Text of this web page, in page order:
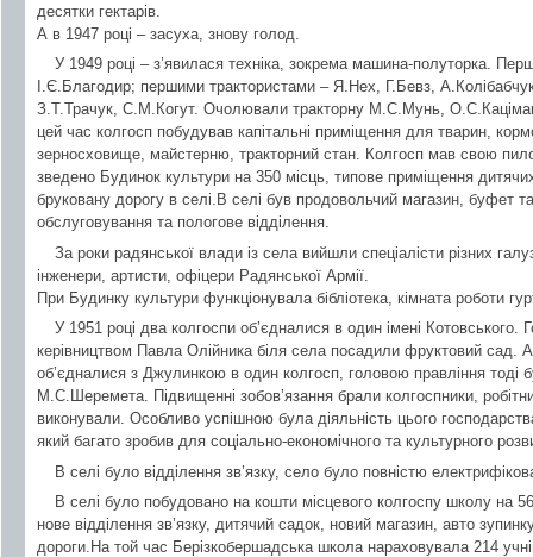
десятки гектарів.
А в 1947 році – засуха, знову голод.
У 1949 році – з’явилася техніка, зокрема машина-полуторка.
І.Є.Благодир; першими трактористами – Я.Нех, Г.Бевз,
З.Т.Трачук, С.М.Когут. Очолювали тракторну М.С.Мунь,
цей час колгосп побудував капітальні приміщення для тварин,
зерносховище, майстерню, тракторний стан. Колгосп мав свою
зведено Будинок культури на 350 місць, типове приміщення
бруковану дорогу в селі.В селі був продовольчий магазин, буфет
обслуговування та пологове відділення.
За роки радянської влади із села вийшли спеціалісти різних
інженери, артисти, офіцери Радянської Армії.
При Будинку культури функціонувала бібліотека, кімната роботи
У 1951 році два колгоспи об’єдналися в один імені
керівництвом Павла Олійника біля села посадили фруктовий сад.
об’єдналися з Джулинкою в один колгосп, головою правління
М.С.Шеремета. Підвищенні зобов’язання брали колгоспники,
виконували. Особливо успішною була діяльність цього
який багато зробив для соціально-економічного та культурного
В селі було відділення зв’язку, село було повністю
В селі було побудовано на кошти місцевого колгоспу школу на
нове відділення зв’язку, дитячий садок, новий магазин, авто
дороги.На той час Берізкобершадська школа нараховувала 214